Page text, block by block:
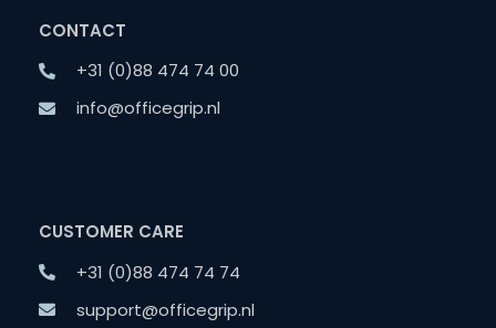
CONTACT
+31 (0)88 474 74 00
info@officegrip.nl
CUSTOMER CARE
+31 (0)88 474 74 74
support@officegrip.nl